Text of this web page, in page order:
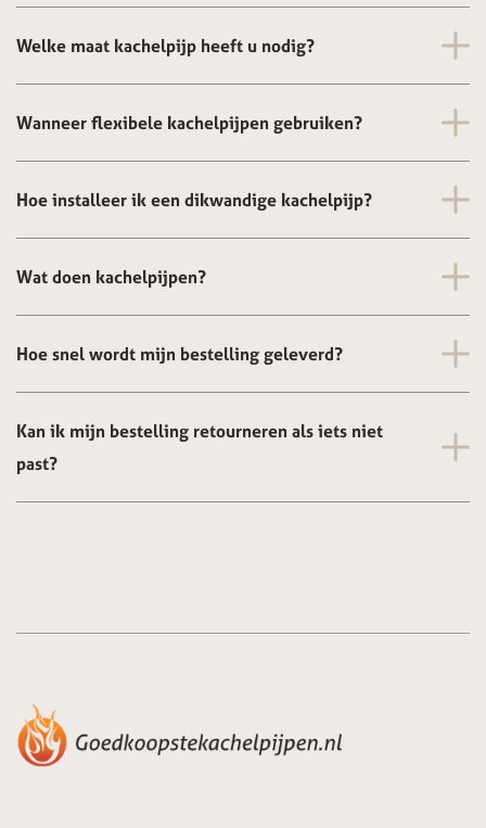
Welke maat kachelpijp heeft u nodig?
Wanneer flexibele kachelpijpen gebruiken?
Hoe installeer ik een dikwandige kachelpijp?
Wat doen kachelpijpen?
Hoe snel wordt mijn bestelling geleverd?
Kan ik mijn bestelling retourneren als iets niet
past?